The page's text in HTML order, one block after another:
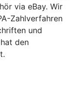
via eBay. Wir
Zahlverfahren
und
den